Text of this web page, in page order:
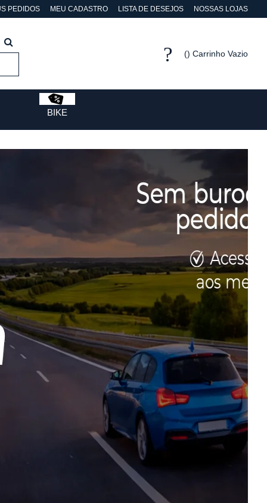
PEDIDOS MEU CADASTRO LISTA DE DESEJOS NOSSAS LOJAS
Carrinho Vazio
BIKE